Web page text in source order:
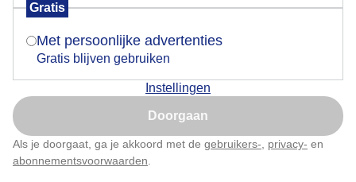
Gratis
Met persoonlijke advertenties
Gratis blijven gebruiken
Instellingen
Doorgaan
Als je doorgaat, ga je akkoord met de gebruikers- privacy- en
abonnementsvoorwaarden
vanmiddag in Heerenveen Friesland
Door: Albert Thibaudier
Is goed, toon de popup
Nu niet, misschien later
Klik hierom dit aan te passen